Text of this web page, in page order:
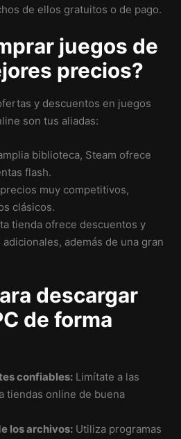
de ellos gratuitos o de pago.
juegos de
precios?
y descuentos en juegos
son tus aliadas:
biblioteca, Steam ofrece
flash.
muy competitivos,
clásicos.
tienda ofrece descuentos y
además de una gran
descargar
de forma
confiables: Limítate a las
tiendas online de buena
los archivos: Utiliza programas